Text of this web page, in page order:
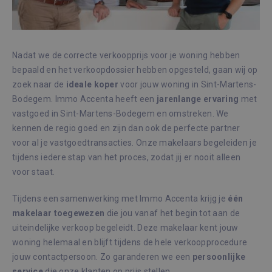
Nadat we de correcte verkoopprijs voor je woning hebben
bepaald en het verkoopdossier hebben opgesteld, gaan wij op
zoek naar de ideale koper voor jouw woning in Sint-Martens-
Bodegem. Immo Accenta heeft een jarenlange ervaring met
vastgoed in Sint-Martens-Bodegem en omstreken. We
kennen de regio goed en zijn dan ook de perfecte partner
voor al je vastgoedtransacties. Onze makelaars begeleiden je
tijdens iedere stap van het proces, zodat jij er nooit alleen
voor staat.
Tijdens een samenwerking met Immo Accenta krijg je één
makelaar toegewezen die jou vanaf het begin tot aan de
uiteindelijke verkoop begeleidt. Deze makelaar kent jouw
woning helemaal en blijft tijdens de hele verkoopprocedure
jouw contactpersoon. Zo garanderen we een persoonlijke
De website kan niet goed worden gebruikt
zonder de strikt noodzakelijke cookies.
_GRECAPTCHA
Google LLC
www.google.com
6 maanden
de
CookieScriptConsent
CookieScript
1 maand
Google Privacy Policy